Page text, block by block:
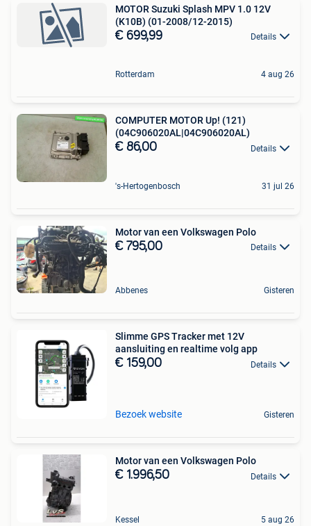
MOTOR Suzuki Splash MPV 1.0 12V
(K10B) (01-2008/12-2015)
€ 699,99 Details
Rotterdam 4 aug 26
COMPUTER MOTOR Up! (121)
(04C906020AL|04C906020AL)
€ 86,00 Details
's-Hertogenbosch 31 jul 26
Motor van een Volkswagen Polo
€ 795,00 Details
Abbenes Gisteren
Slimme GPS Tracker met 12V
aansluiting en realtime volg app
€ 159,00 Details
Bezoek website Gisteren
Motor van een Volkswagen Polo
€ 1.996,50 Details
Kessel 5 aug 26